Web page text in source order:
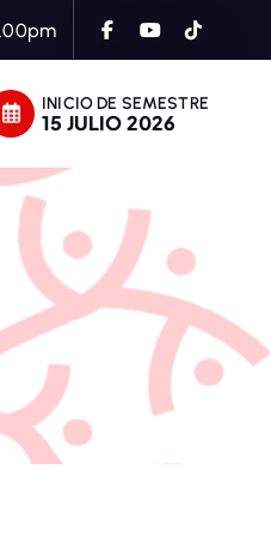
INICIO DE SEMESTRE
15 JULIO 2026